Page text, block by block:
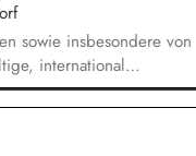
sowie insbesondere von
international
und der Erstellung
mit dem
und internationalen